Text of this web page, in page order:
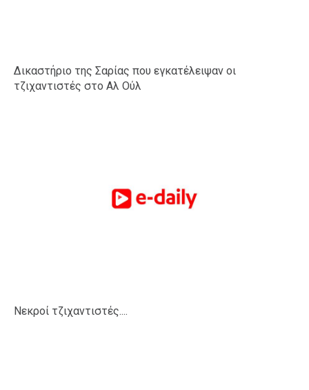
Δικαστήριο της Σαρίας που εγκατέλειψαν οι
τζιχαντιστές στο Αλ Ούλ
Νεκροί τζιχαντιστές....